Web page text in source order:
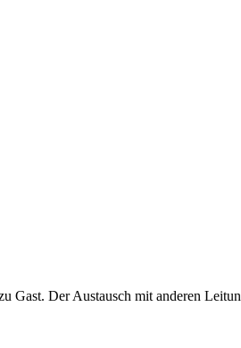
Der Austausch mit anderen